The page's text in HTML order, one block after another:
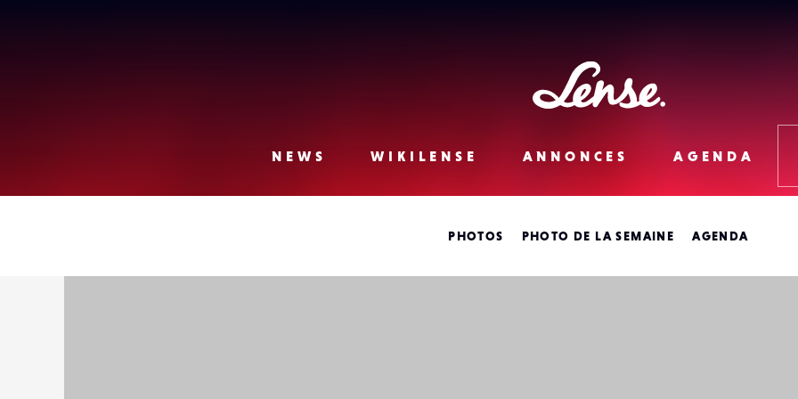
Lense
NEWS WIKILENSE ANNONCES AGENDA
PHOTOS PHOTO DE LA SEMAINE AGENDA